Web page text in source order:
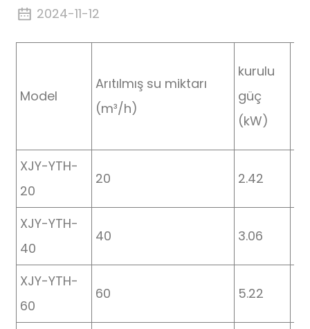
2024-11-12
Model
Arıtılmış su miktarı
(m³/h)
kurulu
güç
(kW)
XJY-YTH-
20
20 2.42
XJY-YTH-
40
40 3.06
XJY-YTH-
60
60 5.22